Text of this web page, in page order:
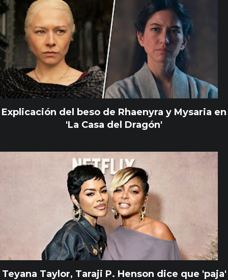
Explicación del beso de Rhaenyra y Mysaria en
'La Casa del Dragón'
Teyana Taylor, Taraji P. Henson dice que 'paja'